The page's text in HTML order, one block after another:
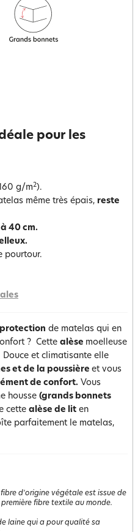
pour les
g/m2).
même très épais, reste
40 cm.
pourtour.
de matelas qui en
? Cette alèse moelleuse
et climatisante elle
et de la poussière et vous
de confort. Vous
housse (grands bonnets
cette alèse de lit en
parfaitement le matelas,
d'origine végétale est issue de
fibre textile au monde.
laine qui a pour qualité sa